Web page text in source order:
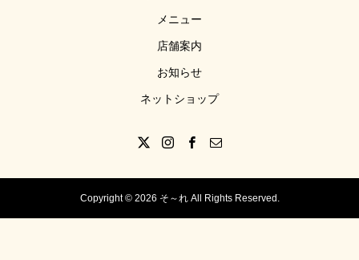
メニュー
店舗案内
お知らせ
ネットショップ
Copyright © 2026 そ～れ All Rights Reserved.